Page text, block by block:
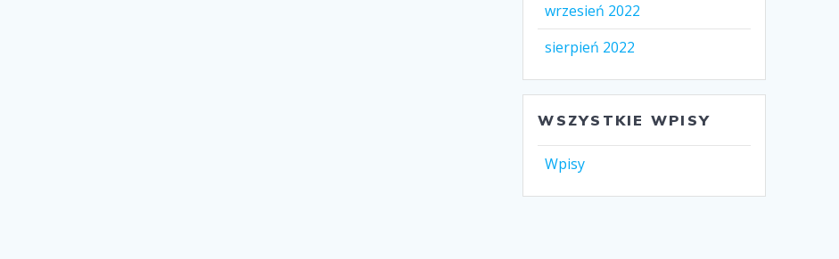
wrzesień 2022
sierpień 2022
WSZYSTKIE WPISY
Wpisy